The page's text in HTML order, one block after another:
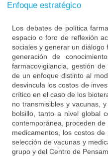
Enfoque estratégico
Los debates de política
espacio o foro de reflexión
sociales y generar un diálogo
generación de
farmacovigilancia, gestión
de un enfoque distinto al
desvincula los costos de
crítico en el caso de los
no transmisibles y vacunas,
bolsillo, tanto a nivel global
contemporánea, proceden
medicamentos, los costos
selección de vacunas y
grupo y del Centro de